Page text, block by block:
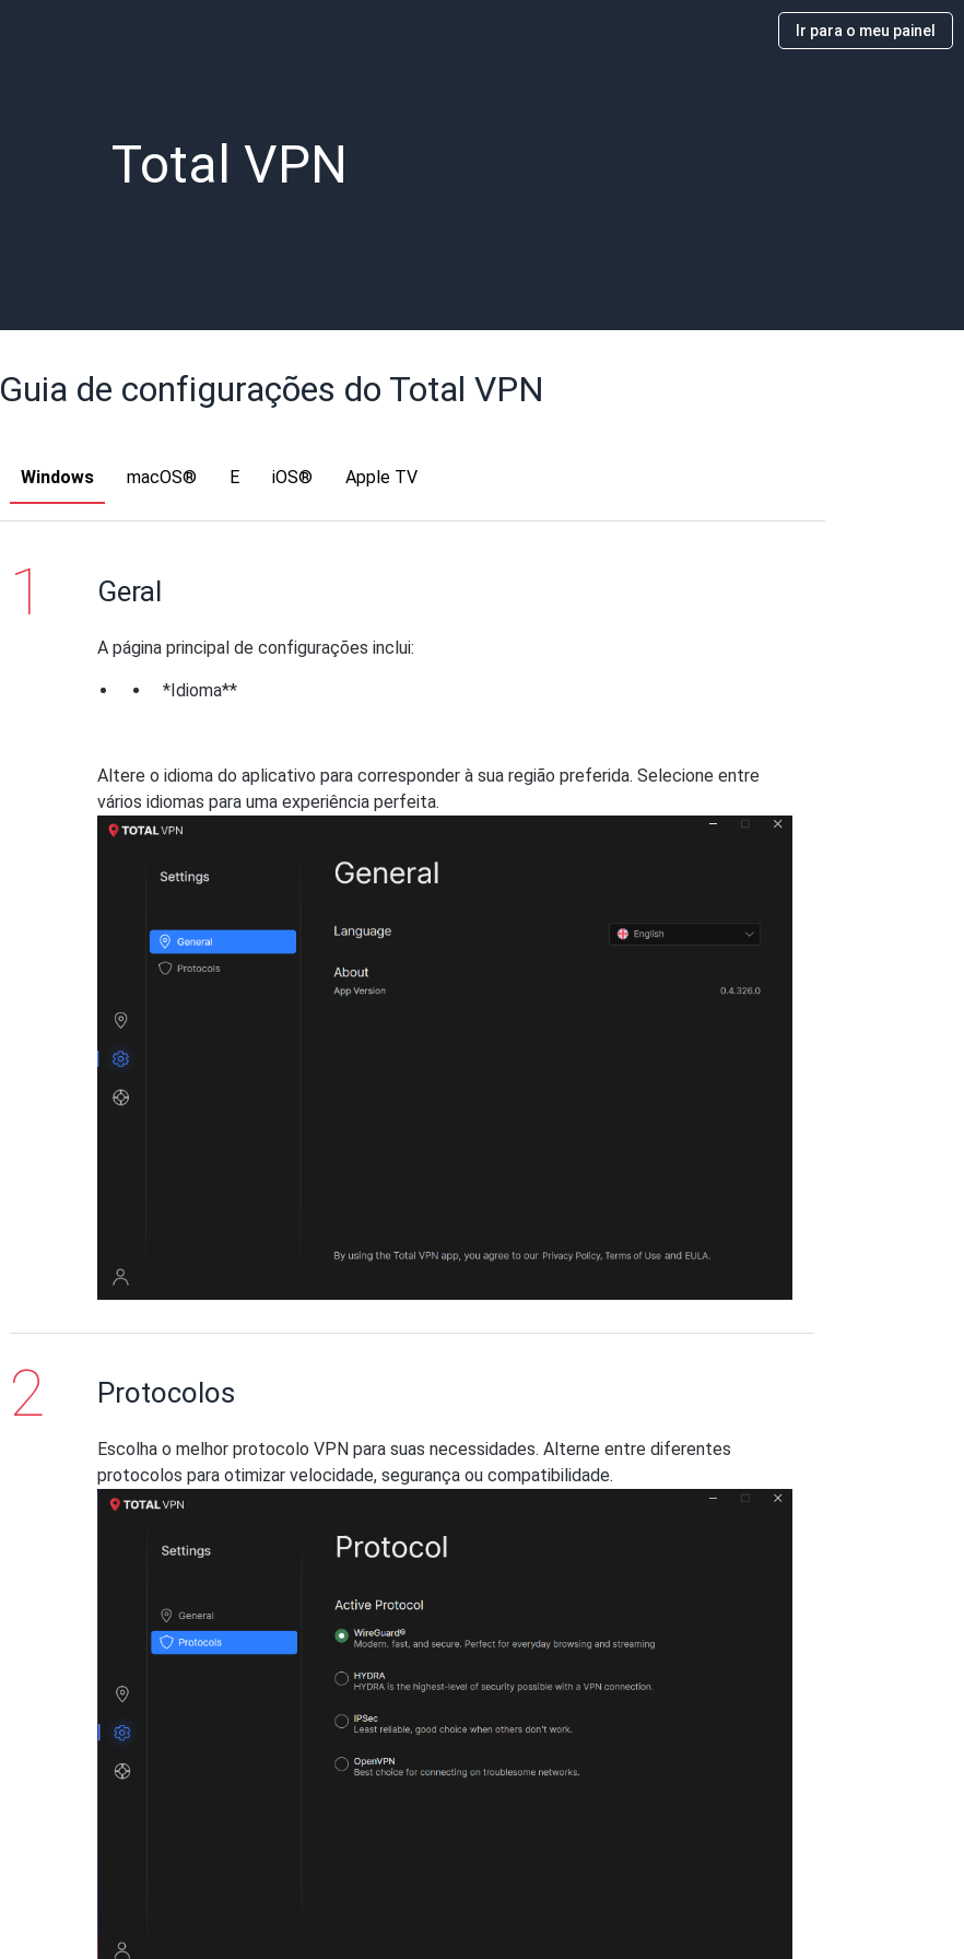
Ir para o meu painel
Total VPN
Guia de configurações do Total VPN
Windows macOS® E iOS® Apple TV
Geral
A página principal de configurações inclui:
*Idioma**
Altere o idioma do aplicativo para corresponder à sua região preferida. Selecione entre
vários idiomas para uma experiência perfeita.
Protocolos
Escolha o melhor protocolo VPN para suas necessidades. Alterne entre diferentes
protocolos para otimizar velocidade, segurança ou compatibilidade.